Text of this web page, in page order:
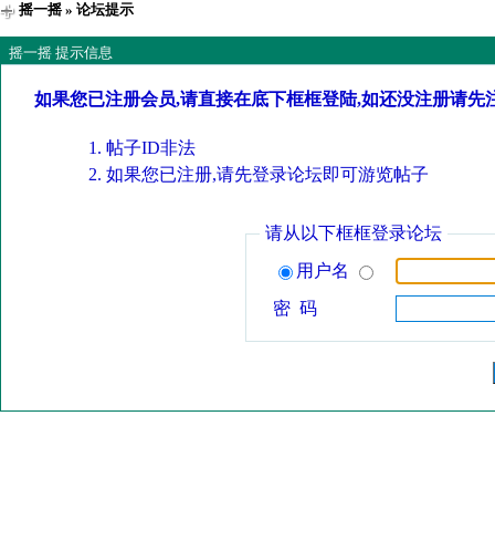
摇一摇» 论坛提示
摇一摇 提示信息
如果您已注册会员,请直接在底下框框登陆,如还没注册请先
帖子ID非法
如果您已注册,请先登录论坛即可游览帖子
请从以下框框登录论坛
用户名
密 码